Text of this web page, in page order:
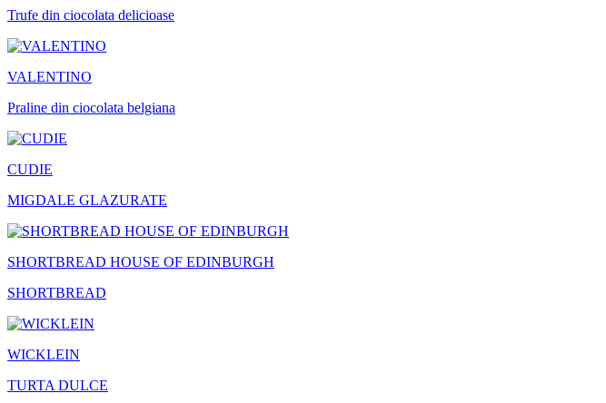
Trufe din ciocolata delicioase
VALENTINO
Praline din ciocolata belgiana
CUDIE
MIGDALE GLAZURATE
SHORTBREAD HOUSE OF EDINBURGH
SHORTBREAD
WICKLEIN
TURTA DULCE